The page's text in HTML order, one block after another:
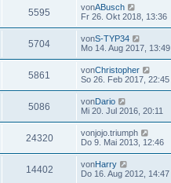
5595 vonABusch
Fr 26. Okt 2018, 13:36
5704 vonS-TYP34
Mo 14. Aug 2017, 13:49
5861 vonChristopher
So 26. Feb 2017, 22:45
5086 vonDario
Mi 20. Jul 2016, 20:11
24320 vonjojo.triumph
Do 9. Mai 2013, 12:46
14402 vonHarry
Do 16. Aug 2012, 14:47